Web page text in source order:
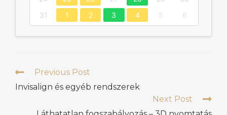
31
1 2 3 4 5 6
Previous Post
Invisalign és egyéb rendszerek
Next Post